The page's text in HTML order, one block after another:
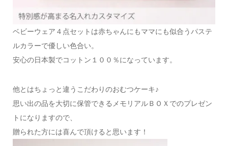
ベビーウェア４点セットは赤ちゃんにもママにも似合うパステ
ルカラーで優しい色合い。
安心の日本製でコットン１００％になっています。
他とはちょっと違うこだわりのおむつケーキ♪
思い出の品を大切に保管できるメモリアルＢＯＸでのプレゼン
トになりますので、
贈られた方には喜んで頂けると思います！